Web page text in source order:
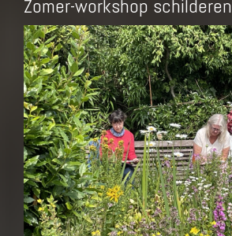
Zomer-workshop schilderen